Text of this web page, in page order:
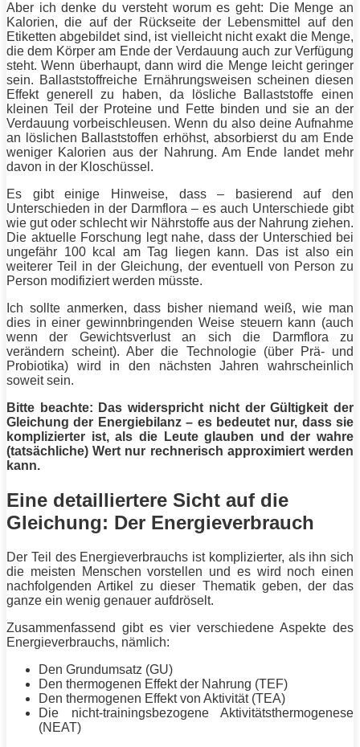
Aber ich denke du versteht worum es geht: Die Menge an
Kalorien, die auf der Rückseite der Lebensmittel auf den
Etiketten abgebildet sind, ist vielleicht nicht exakt die Menge,
die dem Körper am Ende der Verdauung auch zur Verfügung
steht. Wenn überhaupt, dann wird die Menge leicht geringer
sein. Ballaststoffreiche Ernährungsweisen scheinen diesen
Effekt generell zu haben, da lösliche Ballaststoffe einen
kleinen Teil der Proteine und
Fettebinden und sie an der
Verdauung vorbeischleusen. Wenn du also deine Aufnahme
an löslichen Ballaststoffen erhöhst, absorbierst du am Ende
weniger Kalorien aus der Nahrung. Am Ende landet mehr
davon in der Kloschüssel.
Es gibt einige Hinweise, dass – basierend auf den
Unterschieden in der Darmflora – es auch Unterschiede gibt
wie gut oder schlecht wir Nährstoffe aus der Nahrung ziehen.
Die aktuelle Forschung legt nahe, dass der Unterschied bei
ungefähr 100 kcal am Tag liegen kann. Das ist also ein
weiterer Teil in der Gleichung, der eventuell von Person zu
Person modifiziert werden müsste.
Ich sollte anmerken, dass bisher niemand weiß, wie man
dies in einer gewinnbringenden Weise steuern kann (auch
wenn der Gewichtsverlust an sich die Darmflora zu
verändern scheint). Aber die Technologie (über Prä- und
Probiotika) wird in den nächsten Jahren wahrscheinlich
soweit sein.
Bitte beachte: Das widerspricht nicht der Gültigkeit der
Gleichung der Energiebilanz – es bedeutet nur, dass sie
komplizierter ist, als die Leute glauben und der wahre
(tatsächliche) Wert nur rechnerisch approximiert werden
kann.
Eine detailliertere Sicht auf die
Gleichung: Der Energieverbrauch
Der Teil des Energieverbrauchs ist komplizierter, als ihn sich
die meisten Menschen vorstellen und es wird noch einen
nachfolgenden Artikel zu dieser Thematik geben, der das
ganze ein wenig genauer aufdröselt.
Zusammenfassend gibt es vier verschiedene Aspekte des
Energieverbrauchs, nämlich:
Den Grundumsatz (GU)
Den thermogenen Effekt der Nahrung (TEF)
Den thermogenen Effekt von Aktivität (TEA)
Die nicht-trainingsbezogene Aktivitätsthermogenese
(NEAT)